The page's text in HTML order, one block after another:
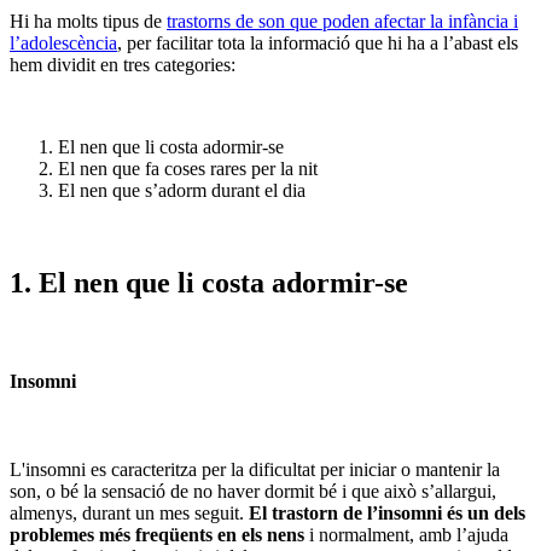
Hi ha molts tipus de trastorns de son que poden afectar la infància i
l’adolescència, per facilitar tota la informació que hi ha a l’abast els
hem dividit en tres categories:
El nen que li costa adormir-se
El nen que fa coses rares per la nit
El nen que s’adorm durant el dia
1. El nen que li costa adormir-se
Insomni
L'insomni es caracteritza per la dificultat per iniciar o mantenir la
son, o bé la sensació de no haver dormit bé i que això s’allargui,
almenys, durant un mes seguit. El trastorn de l’insomni és un dels
problemes més freqüents en els nens i normalment, amb l’ajuda